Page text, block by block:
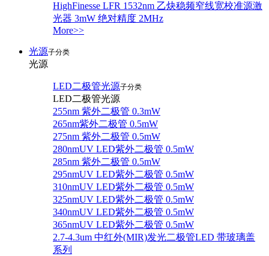
HighFinesse LFR 1532nm 乙炔稳频窄线宽校准源激
光器 3mW 绝对精度 2MHz
More>>
光源子分类
光源
LED二极管光源子分类
LED二极管光源
255nm 紫外二极管 0.3mW
265nm紫外二极管 0.5mW
275nm 紫外二极管 0.5mW
280nmUV LED紫外二极管 0.5mW
285nm 紫外二极管 0.5mW
295nmUV LED紫外二极管 0.5mW
310nmUV LED紫外二极管 0.5mW
325nmUV LED紫外二极管 0.5mW
340nmUV LED紫外二极管 0.5mW
365nmUV LED紫外二极管 0.5mW
2.7-4.3um 中红外(MIR)发光二极管LED 带玻璃盖
系列